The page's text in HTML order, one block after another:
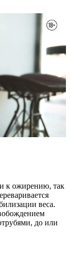
к ожирению, так
веса.
до или